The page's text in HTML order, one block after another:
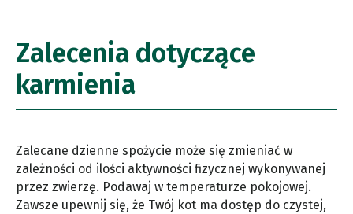
Zalecenia dotyczące
karmienia
Zalecane dzienne spożycie może się zmieniać w
zależności od ilości aktywności fizycznej wykonywanej
przez zwierzę. Podawaj w temperaturze pokojowej.
Zawsze upewnij się, że Twój kot ma dostęp do czystej,